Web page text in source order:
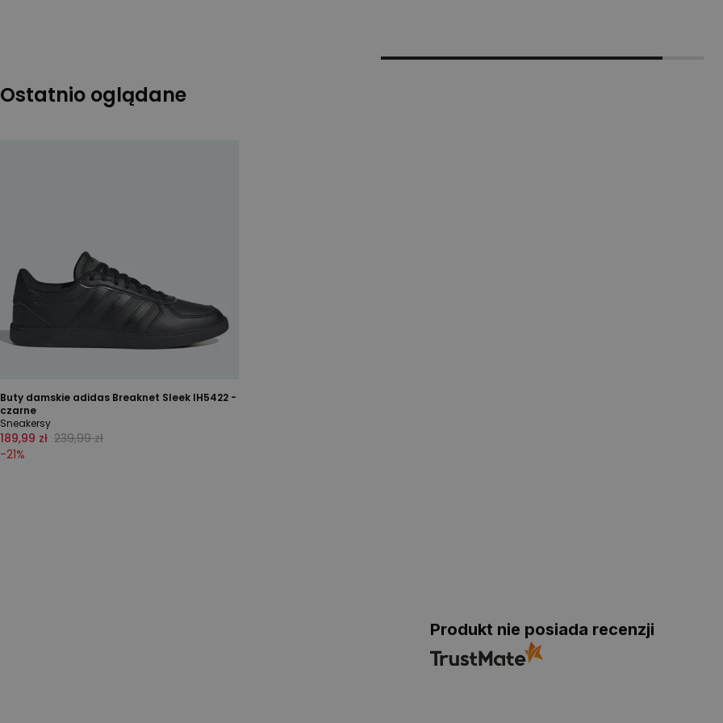
Ostatnio oglądane
Buty damskie adidas Breaknet Sleek IH5422 -
czarne
Sneakersy
189,99 zł 239,99 zł
-21%
Produkt nie posiada recenzji